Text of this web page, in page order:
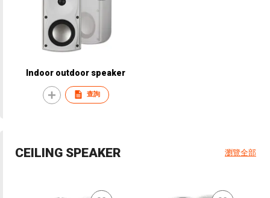
Indoor outdoor speaker
查詢
CEILING SPEAKER 瀏覽全部